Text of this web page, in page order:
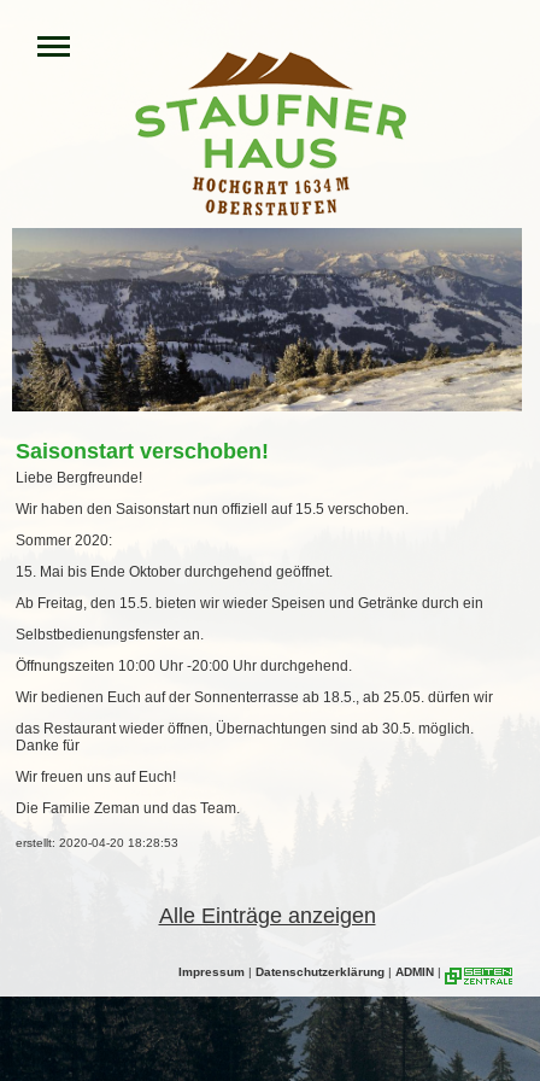
Saisonstart verschoben!
Liebe Bergfreunde!
Wir haben den Saisonstart nun offiziell auf 15.5 verschoben.
Sommer 2020:
15. Mai bis Ende Oktober durchgehend geöffnet.
Ab Freitag, den 15.5. bieten wir wieder Speisen und Getränke durch ein
Selbstbedienungsfenster an.
Öffnungszeiten 10:00 Uhr -20:00 Uhr durchgehend.
Wir bedienen Euch auf der Sonnenterrasse ab 18.5., ab 25.05. dürfen wir
das Restaurant wieder öffnen, Übernachtungen sind ab 30.5. möglich.
Danke für
Wir freuen uns auf Euch!
Die Familie Zeman und das Team.
erstellt: 2020-04-20 18:28:53
Alle Einträge anzeigen
Impressum | Datenschutzerklärung | ADMIN |